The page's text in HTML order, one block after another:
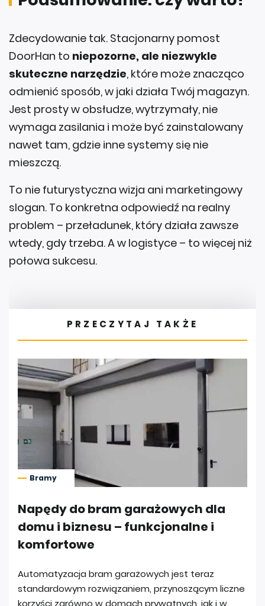
DoorHan toniepozorne, ale niezwykle
skuteczne narzędzie, które może znacząco
odmienić sposób, w jaki działa Twój magazyn.
Jest prosty w obsłudze, wytrzymały, nie
wymaga zasilania i może być zainstalowany
nawet tam, gdzie inne systemy się nie
mieszczą.
To nie futurystyczna wizja ani marketingowy
slogan. To konkretna odpowiedź na realny
problem – przeładunek, który działa zawsze
wtedy, gdy trzeba. A w logistyce – to więcej niż
połowa sukcesu.